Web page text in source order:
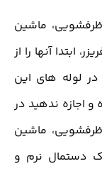
ماشین
آنها را از
لوله های این
ندهید در
ماشین
نرم و